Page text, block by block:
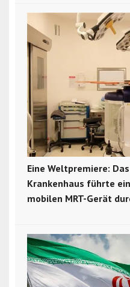
Eine Weltpremiere:
Krankenhaus führte
mobilen MRT-Gerät